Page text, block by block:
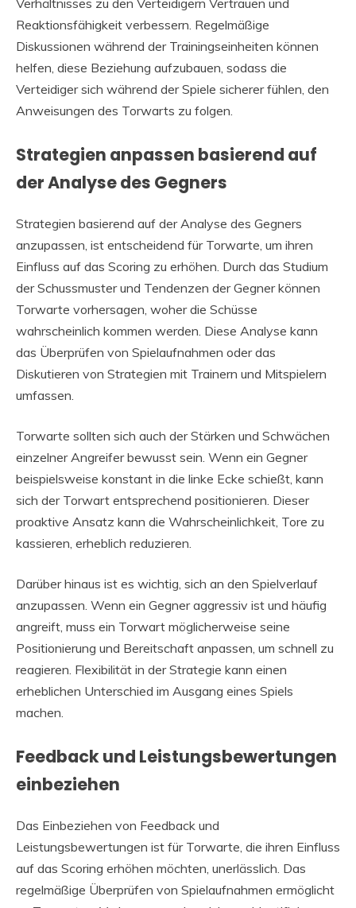
Verhältnisses zu den Verteidigern Vertrauen und
Reaktionsfähigkeit verbessern. Regelmäßige
Diskussionen während der Trainingseinheiten können
helfen, diese Beziehung aufzubauen, sodass die
Verteidiger sich während der Spiele sicherer fühlen, den
Anweisungen des Torwarts zu folgen.
Strategien anpassen basierend auf
der Analyse des Gegners
Strategien basierend auf der Analyse des Gegners
anzupassen, ist entscheidend für Torwarte, um ihren
Einfluss auf das Scoring zu erhöhen. Durch das Studium
der Schussmuster und Tendenzen der Gegner können
Torwarte vorhersagen, woher die Schüsse
wahrscheinlich kommen werden. Diese Analyse kann
das Überprüfen von Spielaufnahmen oder das
Diskutieren von Strategien mit Trainern und Mitspielern
umfassen.
Torwarte sollten sich auch der Stärken und Schwächen
einzelner Angreifer bewusst sein. Wenn ein Gegner
beispielsweise konstant in die linke Ecke schießt, kann
sich der Torwart entsprechend positionieren. Dieser
proaktive Ansatz kann die Wahrscheinlichkeit, Tore zu
kassieren, erheblich reduzieren.
Darüber hinaus ist es wichtig, sich an den Spielverlauf
anzupassen. Wenn ein Gegner aggressiv ist und häufig
angreift, muss ein Torwart möglicherweise seine
Positionierung und Bereitschaft anpassen, um schnell zu
reagieren. Flexibilität in der Strategie kann einen
erheblichen Unterschied im Ausgang eines Spiels
machen.
Feedback und Leistungsbewertungen
einbeziehen
Das Einbeziehen von Feedback und
Leistungsbewertungen ist für Torwarte, die ihren Einfluss
auf das Scoring erhöhen möchten, unerlässlich. Das
regelmäßige Überprüfen von Spielaufnahmen ermöglicht